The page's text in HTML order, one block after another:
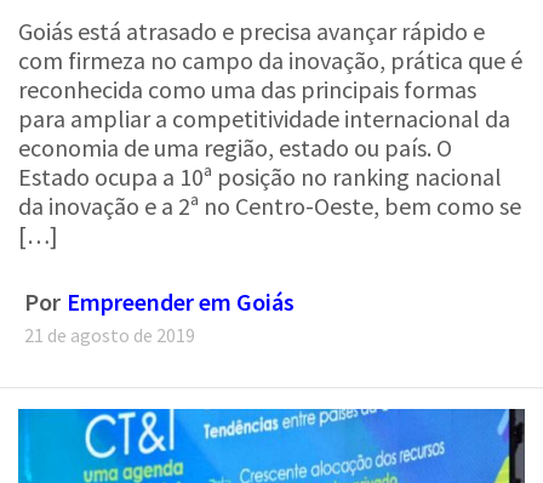
Goiás está atrasado e precisa avançar rápido e
com firmeza no campo da inovação, prática que é
reconhecida como uma das principais formas
para ampliar a competitividade internacional da
economia de uma região, estado ou país. O
Estado ocupa a 10ª posição no ranking nacional
da inovação e a 2ª no Centro-Oeste, bem como se
[…]
Por Empreender em Goiás
21 de agosto de 2019